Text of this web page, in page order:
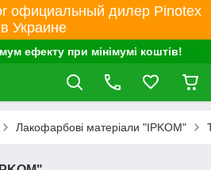
официальный дилер Pinotex
в Украине
ефекту при мінімумі коштів!
Лакофарбові матеріали "IPKOM"